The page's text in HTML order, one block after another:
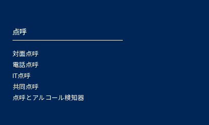
点呼
対面点呼
電話点呼
IT点呼
共同点呼
点呼とアルコール検知器